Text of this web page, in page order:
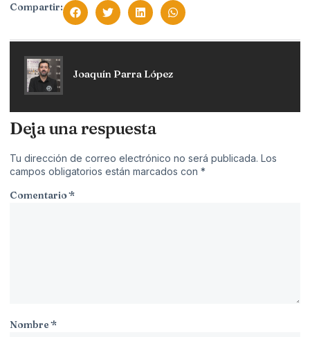
Compartir:
Joaquín Parra López
Deja una respuesta
Tu dirección de correo electrónico no será publicada. Los
campos obligatorios están marcados con *
Comentario*
Nombre*